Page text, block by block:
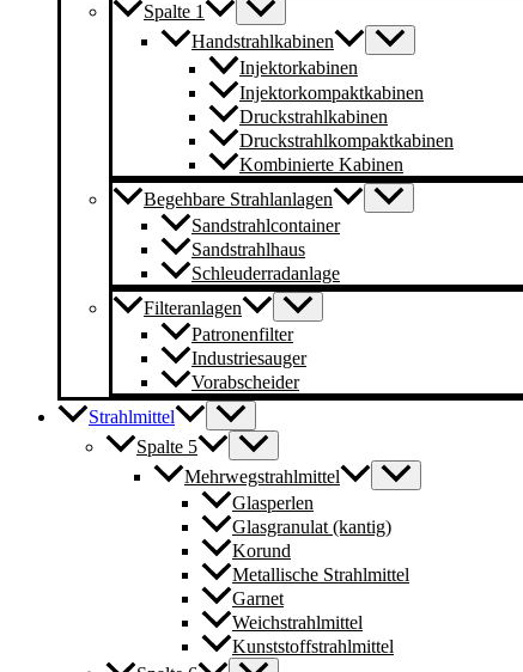
Spalte 1
Handstrahlkabinen
Injektorkabinen
Injektorkompaktkabinen
Druckstrahlkabinen
Druckstrahlkompaktkabinen
Kombinierte Kabinen
Begehbare Strahlanlagen
Sandstrahlcontainer
Sandstrahlhaus
Schleuderradanlage
Filteranlagen
Patronenfilter
Industriesauger
Vorabscheider
Strahlmittel
Spalte 5
Mehrwegstrahlmittel
Glasperlen
Glasgranulat (kantig)
Korund
Metallische Strahlmittel
Garnet
Weichstrahlmittel
Kunststoffstrahlmittel